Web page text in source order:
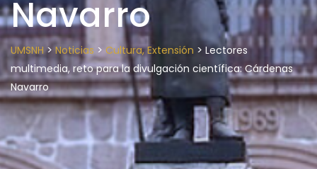
Navarro
UMSNH> Noticias > Cultura, Extensión > Lectores
multimedia, reto para la divulgación científica: Cárdenas
Navarro